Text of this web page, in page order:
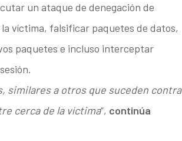
un ataque de denegación de
víctima, falsificar paquetes de datos,
paquetes e incluso interceptar
similares a otros que suceden contra
cerca de la víctima”, continúa